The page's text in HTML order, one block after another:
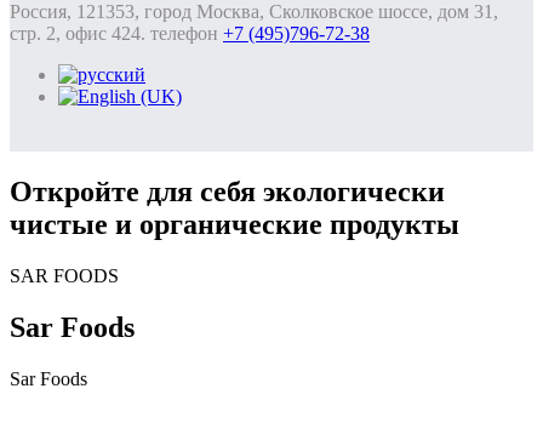
Россия, 121353, город Москва, Сколковское шоссе, дом 31,
стр. 2, офис 424. телефон +7 (495)796-72-38
Откройте для себя экологически
чистые и органические продукты
SAR FOODS
Sar Foods
Sar Foods